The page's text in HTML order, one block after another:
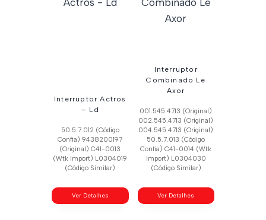
Interruptor Actros
– Ld
50.5.7.012 (Código
Confia) 9438200197
(Original) C41-0013
(Wtk Import) L0304019
(Código Similar)
Ver Detalhes
Interruptor
Combinado Le
Axor
001.545.4713 (Original)
002.545.4713 (Original)
004.545.4713 (Original)
50.5.7.013 (Código
Confia) C41-0014 (Wtk
Import) L0304030
(Código Similar)
Ver Detalhes